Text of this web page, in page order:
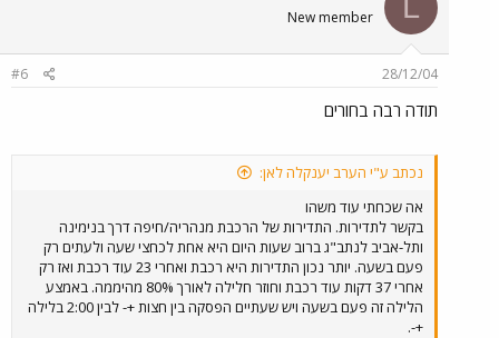
New member
28/12/04
#6
תודה רבה בחורים
נכתב ע"י הערב יענקלה לאן:
אה שכחתי עוד משהו
בקשר לתדירות. התדירות של הרכבת מנהריה/חיפה דרך בנימינה
ותל-אביב לנתב"ג ברוב שעות היום היא אחת לכחצי שעה ולעתים רק
פעם בשעה. יותר נכון התדירות היא רכבת ואחרי 23 עוד רכבת ואז רק
אחרי 37 דקות עוד רכבת וחוזר חלילה לאורך 80% מהיממה. באמצע
הלילה זה פעם בשעה ויש שעתיים הפסקה בין חצות +- לבין 2:00 בלילה
+-.